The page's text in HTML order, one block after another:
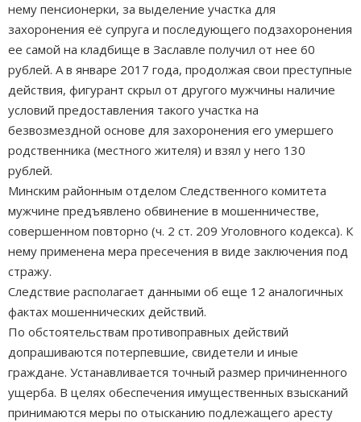
нему пенсионерки, за выделение участка для
захоронения её супруга и последующего подзахоронения
ее самой на кладбище в Заславле получил от нее 60
рублей. А в январе 2017 года, продолжая свои преступные
действия, фигурант скрыл от другого мужчины наличие
условий предоставления такого участка на
безвозмездной основе для захоронения его умершего
родственника (местного жителя) и взял у него 130
рублей.
Минским районным отделом Следственного комитета
мужчине предъявлено обвинение в мошенничестве,
совершенном повторно (ч. 2 ст. 209 Уголовного кодекса). К
нему применена мера пресечения в виде заключения под
стражу.
Следствие располагает данными об еще 12 аналогичных
фактах мошеннических действий.
По обстоятельствам противоправных действий
допрашиваются потерпевшие, свидетели и иные
граждане. Устанавливается точный размер причиненного
ущерба. В целях обеспечения имущественных взысканий
принимаются меры по отысканию подлежащего аресту